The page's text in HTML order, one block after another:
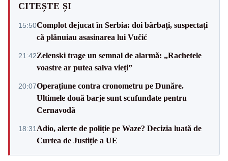
CITEȘTE ȘI
15:50Complot dejucat în Serbia: doi bărbați, suspectați
că plănuiau asasinarea lui Vučić
21:42Zelenski trage un semnal de alarmă: „Rachetele
voastre ar putea salva vieți”
20:07Operațiune contra cronometru pe Dunăre.
Ultimele două barje sunt scufundate pentru
Cernavodă
18:31 Adio, alerte de poliție pe Waze? Decizia luată de
Curtea de Justiție a UE